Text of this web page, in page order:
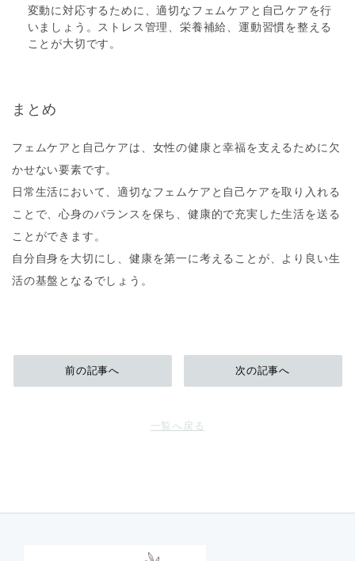
変動に対応するために、適切なフェムケアと自己ケアを行
いましょう。ストレス管理、栄養補給、運動習慣を整える
ことが大切です。
まとめ
フェムケアと自己ケアは、女性の健康と幸福を支えるために欠
かせない要素です。
日常生活において、適切なフェムケアと自己ケアを取り入れる
ことで、心身のバランスを保ち、健康的で充実した生活を送る
ことができます。
自分自身を大切にし、健康を第一に考えることが、より良い生
活の基盤となるでしょう。
前の記事へ
一覧へ戻る
次の記事へ